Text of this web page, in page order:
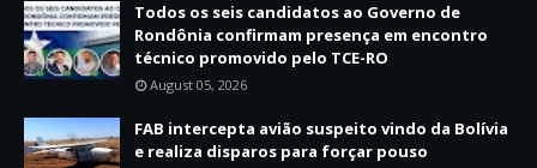
Todos os seis candidatos ao Governo de
Rondônia confirmam presença em encontro
técnico promovido pelo TCE-RO
August 05, 2026
FAB intercepta avião suspeito vindo da Bolívia
e realiza disparos para forçar pouso